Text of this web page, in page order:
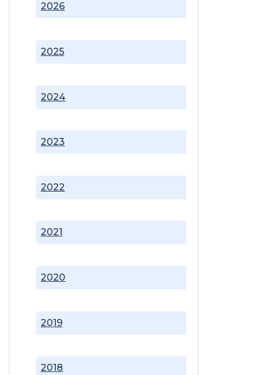
2018
2019
2020
2021
2022
2023
2024
2025
2026